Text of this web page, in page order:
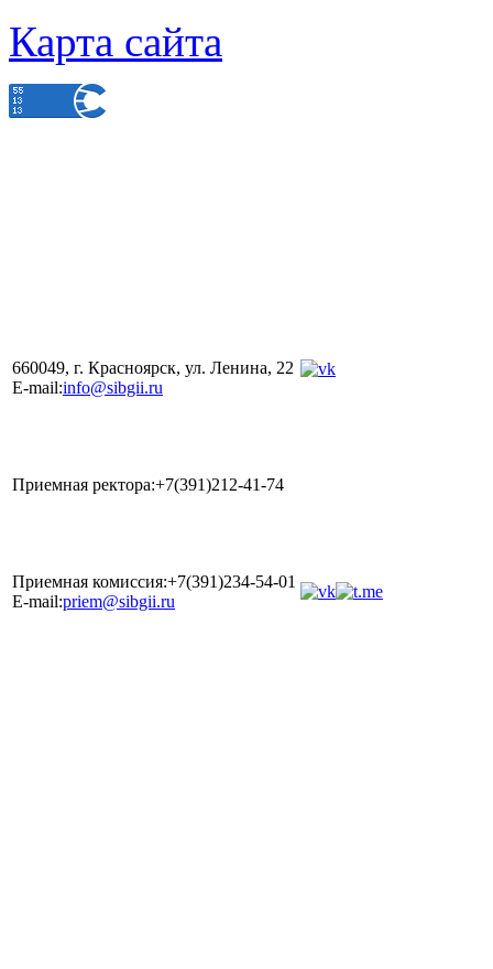
Карта сайта
660049, г. Красноярск, ул. Ленина, 22
E-mail:info@sibgii.ru
Приемная ректора:+7(391)212-41-74
Приемная комиссия:+7(391)234-54-01
E-mail:priem@sibgii.ru